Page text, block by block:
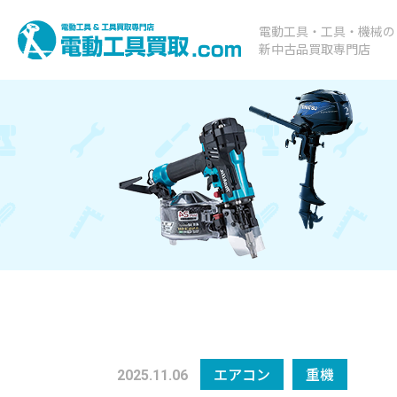
電動工具・工具・機械の
新中古品買取専門店
2025.11.06 エアコン 重機